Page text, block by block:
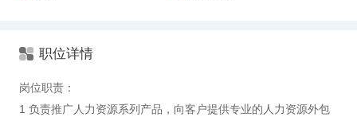
职位详情
岗位职责：
1 负责推广人力资源系列产品，向客户提供专业的人力资源外包